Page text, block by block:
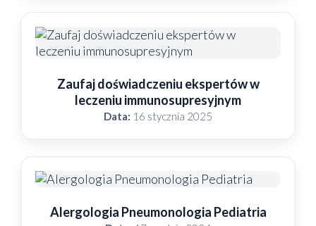
Zaufaj doświadczeniu ekspertów w
leczeniu immunosupresyjnym
Data: 16 stycznia 2025
Alergologia Pneumonologia Pediatria